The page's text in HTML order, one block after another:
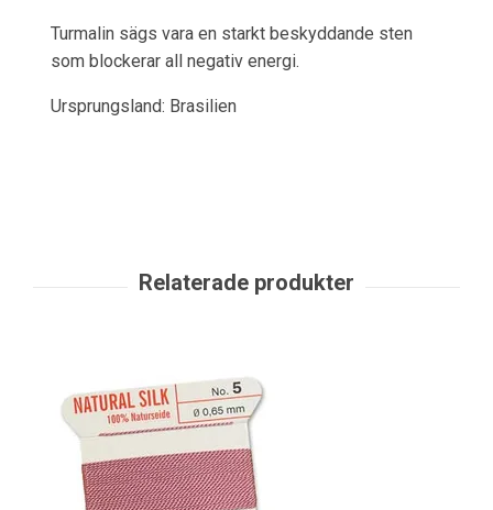
Turmalin sägs vara en starkt beskyddande sten
som blockerar all negativ energi.
Ursprungsland: Brasilien